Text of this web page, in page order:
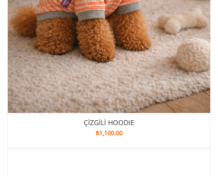
ÇİZGİLİ HOODIE
₺1,100.00